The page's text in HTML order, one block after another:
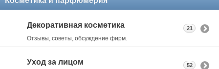
Декоративная косметика
Отзывы, советы, обсуждение фирм.
21
Уход за лицом 52